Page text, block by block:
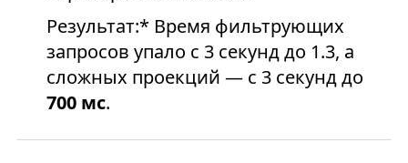
Результат:* Время фильтрующих
запросов упало с 3 секунд до 1.3, а
сложных проекций — с 3 секунд до
700 мс.